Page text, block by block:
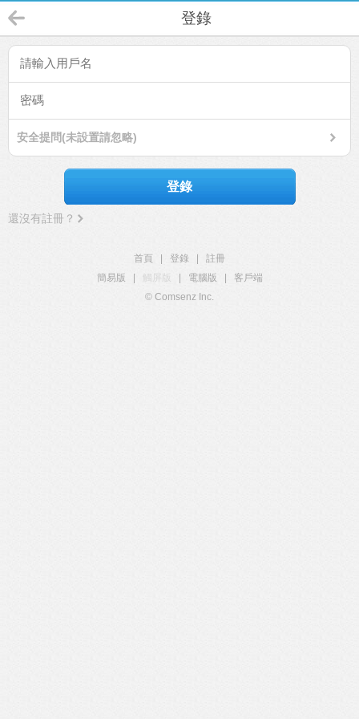
登錄
安全提問(未設置請忽略)
登錄
還沒有註冊？
首頁 登錄
註冊
簡易版
觸屏版 電腦版
客戶端
© Comsenz Inc.